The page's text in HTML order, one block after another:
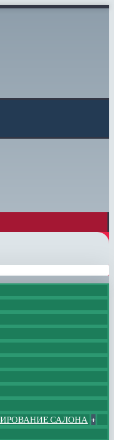
САЛОНА +